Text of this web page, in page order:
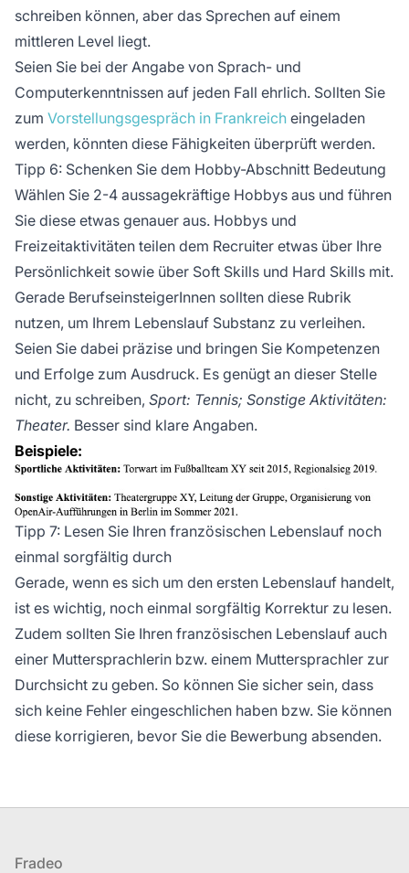
schreiben können, aber das Sprechen auf einem
mittleren Level liegt.
Seien Sie bei der Angabe von Sprach- und
Computerkenntnissen auf jeden Fall ehrlich. Sollten Sie
zum Vorstellungsgespräch in Frankreich eingeladen
werden, könnten diese Fähigkeiten überprüft werden.
Tipp 6: Schenken Sie dem Hobby-Abschnitt Bedeutung
Wählen Sie 2-4 aussagekräftige Hobbys aus und führen
Sie diese etwas genauer aus. Hobbys und
Freizeitaktivitäten teilen dem Recruiter etwas über Ihre
Persönlichkeit sowie über Soft Skills und Hard Skills mit.
Gerade BerufseinsteigerInnen sollten diese Rubrik
nutzen, um Ihrem Lebenslauf Substanz zu verleihen.
Seien Sie dabei präzise und bringen Sie Kompetenzen
und Erfolge zum Ausdruck. Es genügt an dieser Stelle
nicht, zu schreiben, Sport: Tennis; Sonstige Aktivitäten:
Theater. Besser sind klare Angaben.
Beispiele:
Tipp 7: Lesen Sie Ihren französischen Lebenslauf noch
einmal sorgfältig durch
Gerade, wenn es sich um den ersten Lebenslauf handelt,
ist es wichtig, noch einmal sorgfältig Korrektur zu lesen.
Zudem sollten Sie Ihren französischen Lebenslauf auch
einer Muttersprachlerin bzw. einem Muttersprachler zur
Durchsicht zu geben. So können Sie sicher sein, dass
sich keine Fehler eingeschlichen haben bzw. Sie können
diese korrigieren, bevor Sie die Bewerbung absenden.
Pied de page
Fradeo